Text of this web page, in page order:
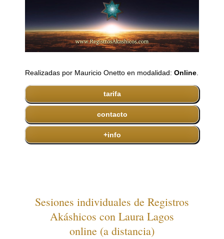
Realizadas por Mauricio Onetto en modalidad: Online
tarifa
contacto
+info
Sesiones individuales de Registros
Akáshicos con Laura Lagos
online (a distancia)